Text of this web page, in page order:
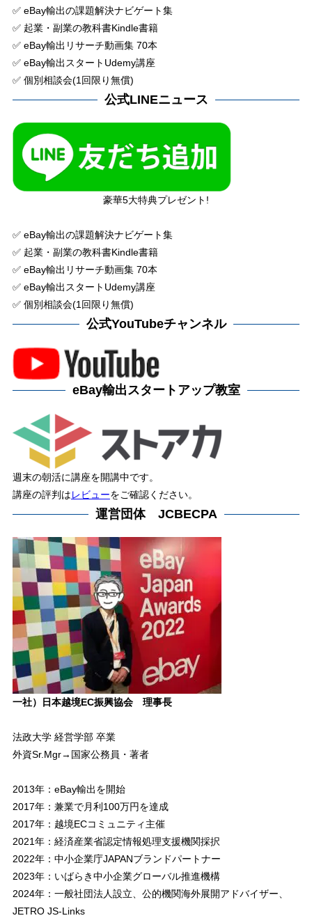
✅ eBay輸出の課題解決ナビゲート集
✅ 起業・副業の教科書Kindle書籍
✅ eBay輸出リサーチ動画集 70本
✅ eBay輸出スタートUdemy講座
✅ 個別相談会(1回限り無償)
公式LINEニュース
豪華5大特典プレゼント!
✅ eBay輸出の課題解決ナビゲート集
✅ 起業・副業の教科書Kindle書籍
✅ eBay輸出リサーチ動画集 70本
✅ eBay輸出スタートUdemy講座
✅ 個別相談会(1回限り無償)
公式YouTubeチャンネル
eBay輸出スタートアップ教室
週末の朝活に講座を開講中です。
講座の評判はレビューをご確認ください。
運営団体 JCBECPA
一社）日本越境EC振興協会 理事長
法政大学 経営学部 卒業
外資Sr.Mgr→国家公務員・著者
2013年：eBay輸出を開始
2017年：兼業で月利100万円を達成
2017年：越境ECコミュニティ主催
2021年：経済産業省認定情報処理支援機関採択
2022年：中小企業庁JAPANブランドパートナー
2023年：いばらき中小企業グローバル推進機構
2024年：一般社団法人設立、公的機関海外展開アドバイザー、
JETRO JS-Links